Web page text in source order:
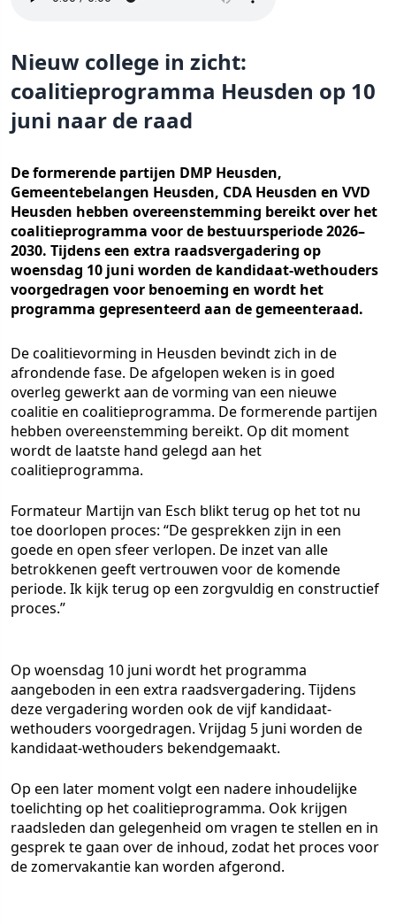
Nieuw college in zicht:
coalitieprogramma Heusden op 10
juni naar de raad
De formerende partijen DMP Heusden,
Gemeentebelangen Heusden, CDA Heusden en VVD
Heusden hebben overeenstemming bereikt over het
coalitieprogramma voor de bestuursperiode 2026–
2030. Tijdens een extra raadsvergadering op
woensdag 10 juni worden de kandidaat-wethouders
voorgedragen voor benoeming en wordt het
programma gepresenteerd aan de gemeenteraad.
De coalitievorming in Heusden bevindt zich in de
afrondende fase. De afgelopen weken is in goed
overleg gewerkt aan de vorming van een nieuwe
coalitie en coalitieprogramma. De formerende partijen
hebben overeenstemming bereikt. Op dit moment
wordt de laatste hand gelegd aan het
coalitieprogramma.
Formateur Martijn van Esch blikt terug op het tot nu
toe doorlopen proces: “De gesprekken zijn in een
goede en open sfeer verlopen. De inzet van alle
betrokkenen geeft vertrouwen voor de komende
periode. Ik kijk terug op een zorgvuldig en constructief
proces.”
Op woensdag 10 juni wordt het programma
aangeboden in een extra raadsvergadering. Tijdens
deze vergadering worden ook de vijf kandidaat-
wethouders voorgedragen. Vrijdag 5 juni worden de
kandidaat-wethouders bekendgemaakt.
Op een later moment volgt een nadere inhoudelijke
toelichting op het coalitieprogramma. Ook krijgen
raadsleden dan gelegenheid om vragen te stellen en in
gesprek te gaan over de inhoud, zodat het proces voor
de zomervakantie kan worden afgerond.